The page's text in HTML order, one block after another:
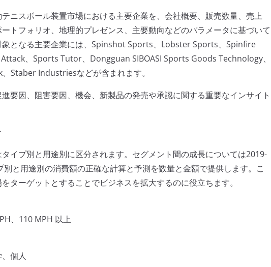
ニスボール装置市場における主要企業を、会社概要、販売数量、売上
トフォリオ、地理的プレゼンス、主要動向などのパラメータに基づいて
象となる主要企業には、Spinshot Sports、Lobster Sports、Spinfire
、Sports Tutor、Dongguan SIBOASI Sports Goods Technology、
Staber Industriesなどが含まれます。
要因、阻害要因、機会、新製品の発売や承認に関する重要なインサイト
イプ別と用途別に区分されます。セグメント間の成長については2019-
と用途別の消費額の正確な計算と予測を数量と金額で提供します。こ
ターゲットとすることでビジネスを拡大するのに役立ちます。
、110 MPH 以上
個人